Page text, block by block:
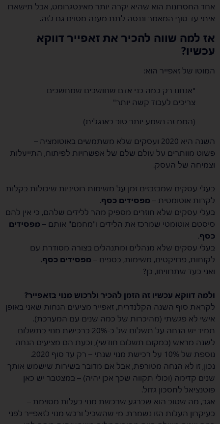
אחד החסרונות הוא שהיא יקרה יותר מאינטגרומט, אבל תישארו
איתי עד סוף המאמר וננסה לתת מענה מסוים גם לזה.
אז למה שווה להכיר את זאפייר דווקא
עכשיו?
המוטו של זאפייר הוא:
"אנחנו רק כמה בני אדם שחושבים שמחשבים
צריכים לעבוד קשה יותר"
(הממ זה נשמע יותר טוב באנגלית)
השנה היא 2020 ועסקים שלא משתמשים באוטומציה –
פשוט מוותרים על עולם שלם של אפשרויות לפיתוח, התייעלות
וצמיחה של העסק.
בעלי עסקים שמבזבזים זמן על משימות רוטיניות שיכולות בקלות
לקרות אוטומטית – מפסידים כסף.
בעלי עסקים שלא חוזרים מספיק מהר ללידים שלהם, כי אין להם
סיסטם אוטומטי שמרכז את הלידים ו"מחמם" אותם – מפסידים
כסף.
בעלי עסקים שלא מנהלים ומתנהלים בצורה מסודרת עם
לקוחות, פרויקטים, משימות, כספים – מפסידים כסף.
ואני בעד שתרוויחו, כן?
ולמה דווקא עכשיו זה הזמן להכיר ולרכוש מנוי בזאפייר?
לקראת סוף השנה הקלנדרית, זאפייר מציעים הנחות שאני באופן
אישי לא פגשתי (מהיכרות של כמה שנים עם המערכת).
תמיד יש הנחה על תשלום של כ-20% ברכישת מנוי בתשלום
לשנה מראש (במקום תשלום חודשי), וכעת הם מציעים הנחה
נוספת של 10% על רכישת מנוי שנתי – רק עד סוף 2020.
נכון, זו לא הנחה מטורפת, אבל אם מדובר בשירות שישמש אותך
שנים קדימה (וכולי תקווה שכך אכן יהיה) – במצטבר יש כאן
פוטנציאל לחסכון גדול.
אגב, מה שטוב הוא שברגע שרכשת מנוי בעלות מסוימת –
בעיקרון העלות הזו נשמרת. מי שהשכיל ורכש מנוי לזאפייר לפני